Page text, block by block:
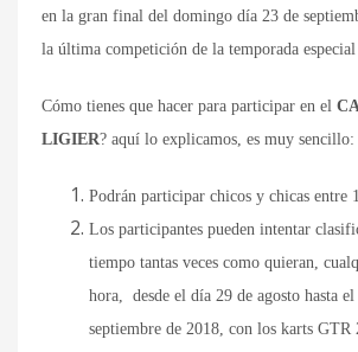
en la gran final del domingo día 23 de
la última competición de la temporada especial
Cómo tienes que hacer para participar en el
LIGIER? aquí lo explicamos, es muy sencillo:
Podrán participar chicos y chicas entre
Los participantes pueden intentar
tiempo tantas veces como quieran,
hora, desde el día 29 de agosto hasta
septiembre de 2018, con los karts